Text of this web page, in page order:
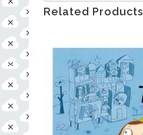
Related Products